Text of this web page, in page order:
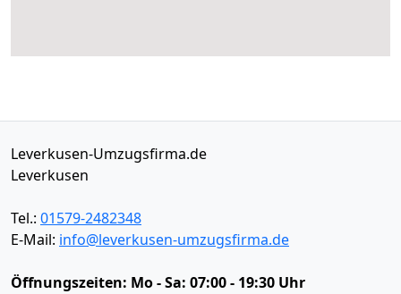
Leverkusen-Umzugsfirma.de
Leverkusen
Tel.: 01579-2482348
E-Mail: info@leverkusen-umzugsfirma.de
Öffnungszeiten: Mo - Sa: 07:00 - 19:30 Uhr